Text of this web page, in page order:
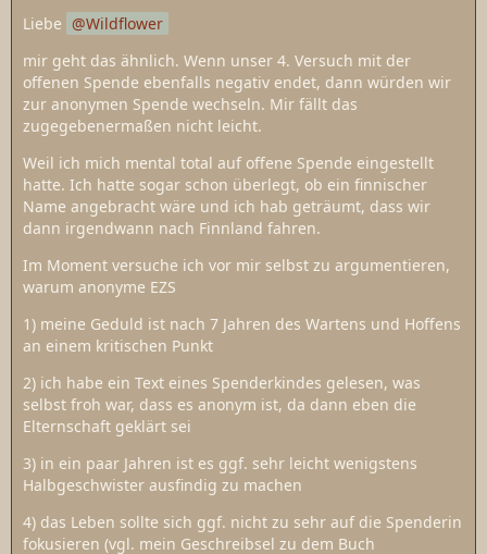
Liebe
Wildflower
mir geht das ähnlich. Wenn unser 4. Versuch mit der
offenen Spende ebenfalls negativ endet, dann würden wir
zur anonymen Spende wechseln. Mir fällt das
zugegebenermaßen nicht leicht.
Weil ich mich mental total auf offene Spende eingestellt
hatte. Ich hatte sogar schon überlegt, ob ein finnischer
Name angebracht wäre und ich hab geträumt, dass wir
dann irgendwann nach Finnland fahren.
Im Moment versuche ich vor mir selbst zu argumentieren,
warum anonyme EZS
1) meine Geduld ist nach 7 Jahren des Wartens und Hoffens
an einem kritischen Punkt
2) ich habe ein Text eines Spenderkindes gelesen, was
selbst froh war, dass es anonym ist, da dann eben die
Elternschaft geklärt sei
3) in ein paar Jahren ist es ggf. sehr leicht wenigstens
Halbgeschwister ausfindig zu machen
4) das Leben sollte sich ggf. nicht zu sehr auf die Spenderin
fokusieren (vgl. mein Geschreibsel zu dem Buch